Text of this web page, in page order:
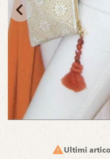
Ultimi